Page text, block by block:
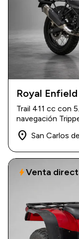
2022 |5.700 km
USD 5.100
Royal
Trail 411 cc con
navegación
place San Carlos
boltVenta